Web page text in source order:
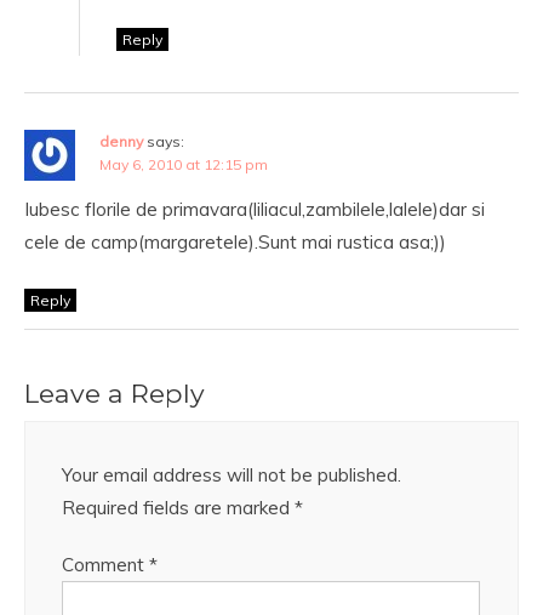
Reply
denny says:
May 6, 2010 at 12:15 pm
Iubesc florile de primavara(liliacul,zambilele,lalele)dar si
cele de camp(margaretele).Sunt mai rustica asa;))
Reply
Leave a Reply
Your email address will not be published.
Required fields are marked *
Comment *